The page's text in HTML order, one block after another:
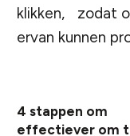
klikken, zodat
ervan kunnen
4 stappen om
effectiever om